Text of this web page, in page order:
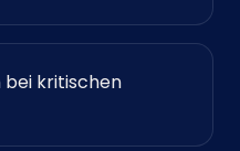
kritischen